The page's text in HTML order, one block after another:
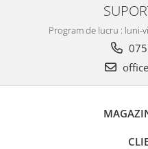
Program de lucru : luni-